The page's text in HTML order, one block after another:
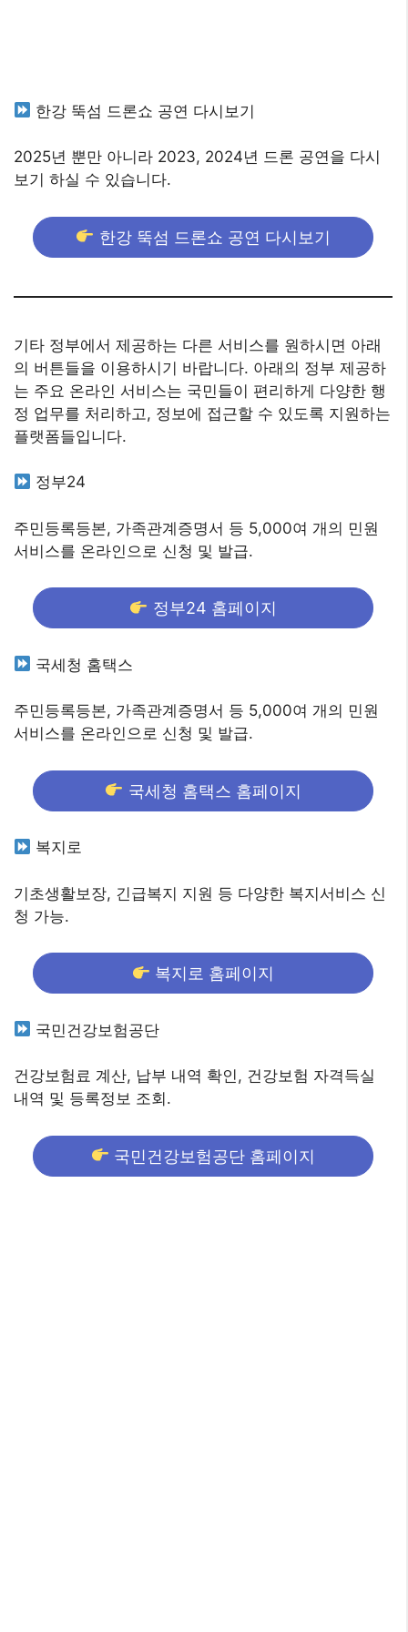
한강 뚝섬 드론쇼 공연 다시보기
2025년 뿐만 아니라 2023, 2024년 드론 공연을 다시
보기 하실 수 있습니다.
한강 뚝섬 드론쇼 공연 다시보기
기타 정부에서 제공하는 다른 서비스를 원하시면 아래
의 버튼들을 이용하시기 바랍니다. 아래의 정부 제공하
는 주요 온라인 서비스는 국민들이 편리하게 다양한 행
정 업무를 처리하고, 정보에 접근할 수 있도록 지원하는
플랫폼들입니다.
정부24
주민등록등본, 가족관계증명서 등 5,000여 개의 민원
서비스를 온라인으로 신청 및 발급.
정부24 홈페이지
국세청 홈택스
주민등록등본, 가족관계증명서 등 5,000여 개의 민원
서비스를 온라인으로 신청 및 발급.
국세청 홈택스 홈페이지
복지로
기초생활보장, 긴급복지 지원 등 다양한 복지서비스 신
청 가능.
복지로 홈페이지
국민건강보험공단
건강보험료 계산, 납부 내역 확인, 건강보험 자격득실
내역 및 등록정보 조회.
국민건강보험공단 홈페이지